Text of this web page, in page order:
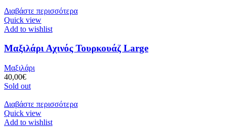
Διαβάστε περισσότερα
Quick view
Add to wishlist
Μαξιλάρι Αχινός Τουρκουάζ Large
Μαξιλάρι
40,00€
Sold out
Διαβάστε περισσότερα
Quick view
Add to wishlist